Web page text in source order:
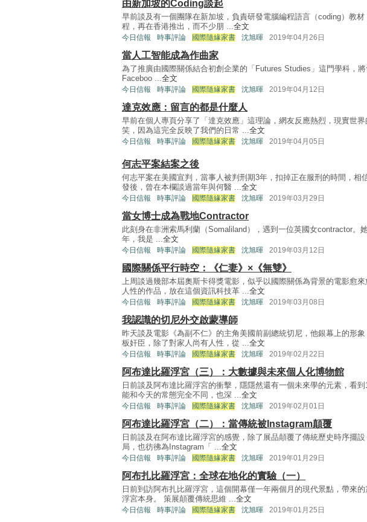
由新加坡的Coding談起
早前談及有一個團隊在新加坡，負責研發電腦編程語言（coding）教材
程，再在香港推出，而不少朋 ...全文
今日信報 時事評論 國際隨緣家書 沈旭暉 2019年04月26日
當人工智能成為作曲家
為了推廣由國際關係結合初創企業的「Futures Studies」這門學科，
Faceboo ...全文
今日信報 時事評論 國際隨緣家書 沈旭暉 2019年04月12日
達克效應：留言的都是什麼人
早前在個人專頁分享了「達克效應」這理論，網友反應熱烈，現實世
笑，因為這完全反映了我們的日常 ...全文
今日信報 時事評論 國際隨緣家書 沈旭暉 2019年04月05日
何志平案結案之後
何志平案在美國宣判，當事人被判刑期3年，扣掉正在服刑的時間，相
發後，曾在本欄談過當年與何醫 ...全文
今日信報 時事評論 國際隨緣家書 沈旭暉 2019年03月29日
當女博士成為戰地Contractor
此刻身在非洲索馬利蘭（Somaliland），遇到一位英國女contractor。
年，我是 ...全文
今日信報 時事評論 國際隨緣家書 沈旭暉 2019年03月12日
國際關係平行時空：《仁妻》×《無雙》
上周談過幾部本屆奧斯卡得獎電影，似乎以國際關係為背景的電影愈
人性的作品，放在這個資訊科技革 ...全文
今日信報 時事評論 國際隨緣家書 沈旭暉 2019年03月08日
我認識的切尼外交啟蒙導師
昨天談及電影《為副不仁》的主角美國前副總統切尼，他銀幕上的形
板奸臣，除了對家人尚有人性，從 ...全文
今日信報 時事評論 國際隨緣家書 沈旭暉 2019年02月22日
阿布達比羅浮宮（三）：大數據與未來個人化博物館
日前談及阿布達比羅浮宮的衝擊，隱隱然還有一個未來學的元素，看
能和今天的常態完全不同，也深 ...全文
今日信報 時事評論 國際隨緣家書 沈旭暉 2019年02月01日
阿布達比羅浮宮（二）：當傳統被Instagram顛覆
日前談及在阿布達比羅浮宮的感覺，除了展品顛覆了傳統歷史時序擺
局，也彷彿為Instagram「 ...全文
今日信報 時事評論 國際隨緣家書 沈旭暉 2019年01月29日
阿布扎比羅浮宮：全球在地化的實驗（一）
日前到訪阿布扎比羅浮宮，這個開幕僅一年兩個月的現代景點，帶來
浮宮本身。 策展顛覆傳統思維 ...全文
今日信報 時事評論 國際隨緣家書 沈旭暉 2019年01月25日